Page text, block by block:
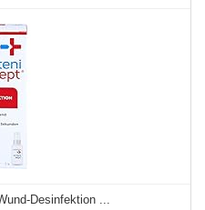
Desinfektion ...